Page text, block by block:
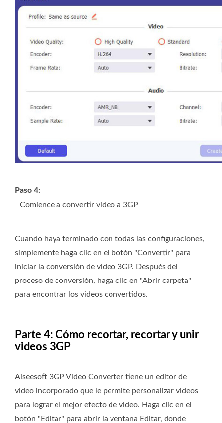
Paso 4:
Comience a convertir video a 3GP
Cuando haya terminado con todas las configuraciones,
simplemente haga clic en el botón "Convertir" para
iniciar la conversión de video 3GP. Después del
proceso de conversión, haga clic en "Abrir carpeta"
para encontrar los videos convertidos.
Parte 4: Cómo recortar, recortar y unir
videos 3GP
Aiseesoft 3GP Video Converter tiene un editor de
video incorporado que le permite personalizar videos
para lograr el mejor efecto de video. Haga clic en el
botón "Editar" para abrir la ventana Editar, donde